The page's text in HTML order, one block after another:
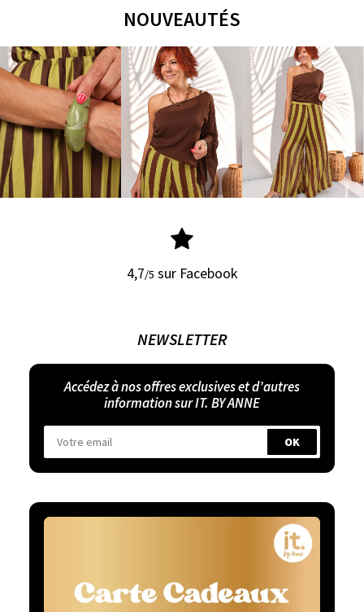
NOUVEAUTÉS
4,7/5 sur Facebook
NEWSLETTER
Accédez à nos offres exclusives et d’autres
information sur IT. BY ANNE